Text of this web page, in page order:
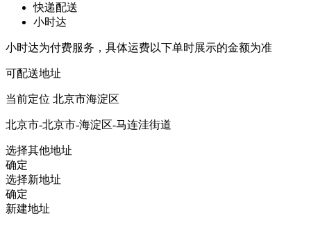
快递配送
小时达
小时达为付费服务，具体运费以下单时展示的金额为准
可配送地址
当前定位 北京市海淀区
北京市-北京市-海淀区-马连洼街道
选择其他地址
确定
选择新地址
确定
新建地址